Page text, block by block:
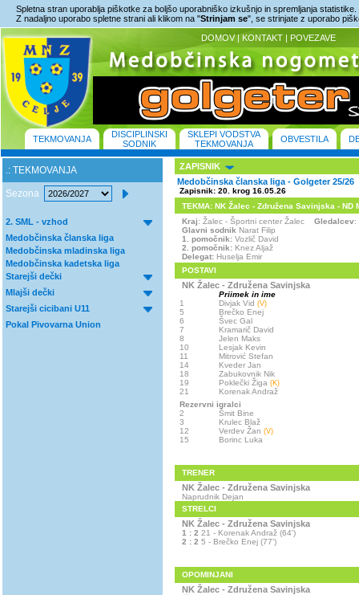
Spletna stran uporablja piškotke za boljšo uporabniško izkušnjo in spremljanja statistike.
Z nadaljno uporabo spletne strani ali klikom na "Strinjam se", se strinjate z uporabo
DOMOV | KONTAKT | POVEZAVE
TEKMOVANJA
DISCIPLINSKI
SODNIK
SKLEPI VODSTVA
TEKMOVANJA
OBVESTILA
.: TEKMOVANJA
Sezona
2. SML - vzhod
Medobčinska članska liga
Medobčinska mladinska liga
Medobčinska kadetska liga
Starejši dečki
Mlajši dečki
Starejši cicibani U11
Pokal Pivovarna Union
ZAPISNIK
Medobčinska članska liga - Golgeter 25/26
Zapisnik: 20. krog 16.05.26
TEKMA: NK Žalec - Združena Savinjska - ND
Kraj: Žalec - Športni center Žalec Gledalcev:
Glavni sodnik Narat Filip
1. pomočnik: Vozlič David
2. pomočnik: Knez Aljaž
Delegat: Huselja Emir
POSTAVI
NK Žalec - Združena Savinjska
Priimek in ime
1
Divjak Vid (V)
5
Brečko Enej
6
Švec Gal
7
Kramarič David
8
Jelen Maks
10
Lesjak Kevin
11
Mitrović Stefan
14
Kveder Jan
18
Zabukovnik Nik
19
Poklečki Žiga (K)
21
Korenak Andraž
Rezervni igralci
2
Šmit Bine
3
Krulec Blaž
12
Verdev Žan (V)
15 Borinc Luka
TRENER
NK Žalec - Združena Savinjska
Naprudnik Dejan
STRELCI
NK Žalec - Združena Savinjska
1 : 2 21 - Korenak Andraž (64')
2 : 2 5 - Brečko Enej (77')
OPOMINJANI
NK Žalec - Združena Savinjska